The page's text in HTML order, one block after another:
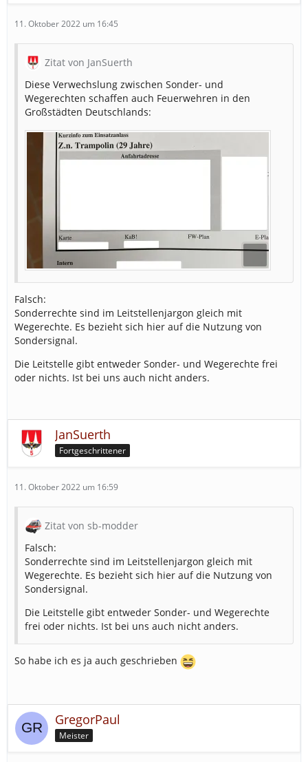
11. Oktober 2022 um 16:45
Zitat von JanSuerth
Diese Verwechslung zwischen Sonder- und
Wegerechten schaffen auch Feuerwehren in den
Großstädten Deutschlands:
Falsch:
Sonderrechte sind im Leitstellenjargon gleich mit
Wegerechte. Es bezieht sich hier auf die Nutzung von
Sondersignal.
Die Leitstelle gibt entweder Sonder- und Wegerechte frei
oder nichts. Ist bei uns auch nicht anders.
JanSuerth
Fortgeschrittener
11. Oktober 2022 um 16:59
Zitat von sb-modder
Falsch:
Sonderrechte sind im Leitstellenjargon gleich mit
Wegerechte. Es bezieht sich hier auf die Nutzung von
Sondersignal.
Die Leitstelle gibt entweder Sonder- und Wegerechte
frei oder nichts. Ist bei uns auch nicht anders.
So habe ich es ja auch geschrieben
GregorPaul
Meister